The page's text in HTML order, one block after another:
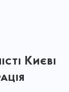
Києві